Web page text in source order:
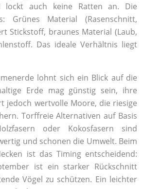
lockt auch keine Ratten an. Die
Grünes Material (Rasenschnitt,
Stickstoff, braunes Material (Laub,
Das ideale Verhältnis liegt
lohnt sich ein Blick auf die
Erde mag günstig sein, ihre
jedoch wertvolle Moore, die riesige
Torffreie Alternativen auf Basis
oder Kokosfasern sind
und schonen die Umwelt. Beim
ist das Timing entscheidend:
ist ein starker Rückschnitt
Vögel zu schützen. Ein leichter